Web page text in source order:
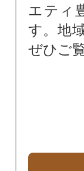
エティ
す。地
ぜひご